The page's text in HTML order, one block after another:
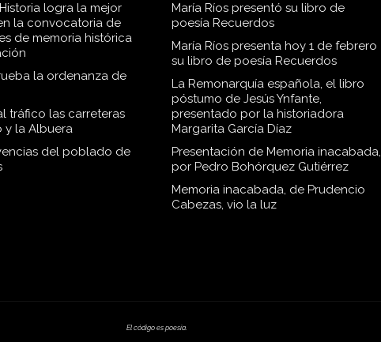
logra la mejor
la convocatoria de
de memoria histórica
la ordenanza de
tráfico las carreteras
y la Albuera
del poblado de
María Ríos presentó su libro de
poesía Recuerdos
María Ríos presenta hoy 1 de febrero
su libro de poesía Recuerdos
La Remonarquía española, el libro
póstumo de Jesús Ynfante,
presentado por la historiadora
Margarita García Díaz
Presentación de Memoria inacabada,
por Pedro Bohórquez Gutiérrez
Memoria inacabada, de Prudencio
Cabezas, vio la luz
El código es poesía.